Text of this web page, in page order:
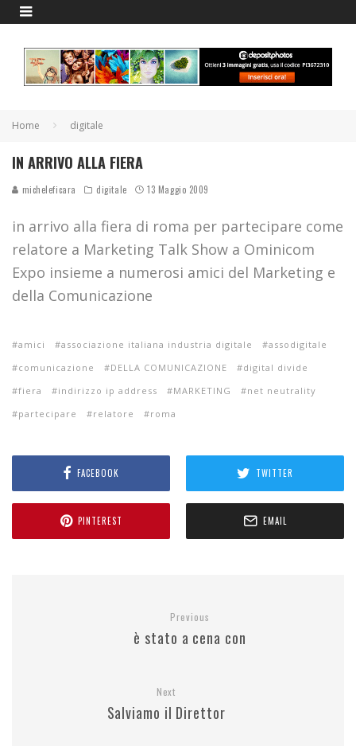
Home digitale
IN ARRIVO ALLA FIERA
micheleficara digitale 13 Maggio 2009
in arrivo alla fiera di roma per partecipare come
relatore a Marketing Talk Show a Ominicom
Expo insieme a numerosi amici del Marketing e
della Comunicazione
amici associazione italiana industria digitale
assodigitale
comunicazione
DELLA COMUNICAZIONE
digital divide
fiera
indirizzo ip address MARKETING
net neutrality
partecipare
relatore roma
FACEBOOK TWITTER
PINTEREST EMAIL
Previous
è stato a cena con
Next
Salviamo il Direttor